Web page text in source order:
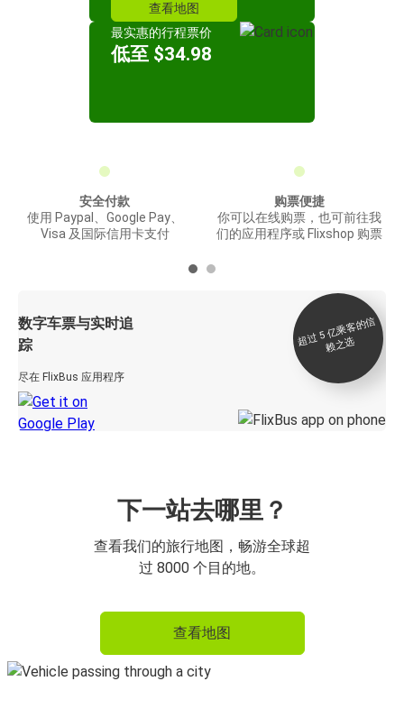
查看地图
最实惠的行程票价
低至 $34.98
安全付款
使用 Paypal、Google Pay、
Visa 及国际信用卡支付
购票便捷
你可以在线购票，也可前往我
们的应用程序或 Flixshop 购票
数字车票与实时追
踪
尽在 FlixBus 应用程序
超
过 5
亿
乘
客
的
信
赖
之
选
下一站去哪里？
查看我们的旅行地图，畅游全球超
过 8000 个目的地。
查看地图